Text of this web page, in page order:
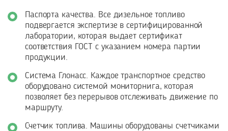
Паспорта качества. Все дизельное топливо
подвергается экспертизе в сертифицированной
лаборатории, которая выдает сертификат
соответствия ГОСТ с указанием номера партии
продукции.
Система Глонасс. Каждое транспортное средство
оборудовано системой мониторнига, которая
позволяет без перерывов отслеживать движение по
маршруту.
Счетчик топлива. Машины оборудованы счетчиками